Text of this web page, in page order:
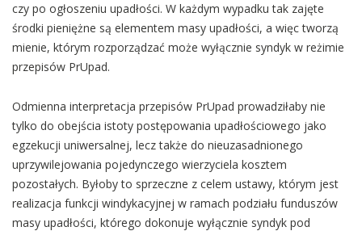
czy po ogłoszeniu upadłości. W każdym wypadku tak zajęte
środki pieniężne są elementem masy upadłości, a więc tworzą
mienie, którym rozporządzać może wyłącznie syndyk w reżimie
przepisów PrUpad.
Odmienna interpretacja przepisów PrUpad prowadziłaby nie
tylko do obejścia istoty postępowania upadłościowego jako
egzekucji uniwersalnej, lecz także do nieuzasadnionego
uprzywilejowania pojedynczego wierzyciela kosztem
pozostałych. Byłoby to sprzeczne z celem ustawy, którym jest
realizacja funkcji windykacyjnej w ramach podziału funduszów
masy upadłości, którego dokonuje wyłącznie syndyk pod